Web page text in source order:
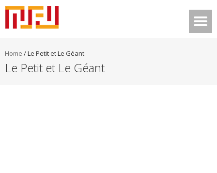
Home /Le Petit et Le Géant
Le Petit et Le Géant